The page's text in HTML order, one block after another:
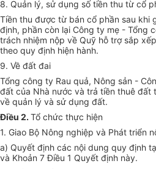
8. Quản lý, sử dụng số tiền thu từ cổ
Tiền thu được từ bán cổ phần sau khi
định, phần còn lại Công ty mẹ - Tổng
trách nhiệm nộp về Quỹ hỗ trợ sắp
theo quy định hiện hành.
9. Về đất đai
Tổng công ty Rau quả, Nông sản -
đất của Nhà nước và trả tiền thuê đất
về quản lý và sử dụng đất.
Điều 2. Tổ chức thực hiện
1. Giao Bộ Nông nghiệp và Phát triển
a) Quyết định các nội dung quy định
và Khoản 7 Điều 1 Quyết định này.